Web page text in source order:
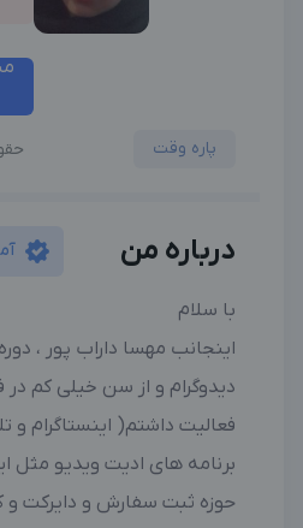
پاره وقت
درباره من
با سلام
اینجانب مهسا داراب پور ،
دیدوگرام و از سن خیلی کم
فعالیت داشتم( اینستاگرام و
برنامه های ادیت ویدیو مثل
حوزه ثبت سفارش و دایرکت و